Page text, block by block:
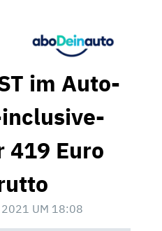
im Auto-
419 Euro
2021 UM 18:08